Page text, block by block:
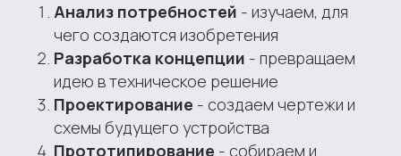
Анализ потребностей - изучаем, для
чего создаются изобретения
Разработка концепции - превращаем
идею в техническое решение
Проектирование - создаем чертежи и
схемы будущего устройства
Прототипирование - собираем и